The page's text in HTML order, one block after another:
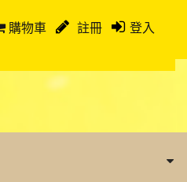
購物車 註冊 登入